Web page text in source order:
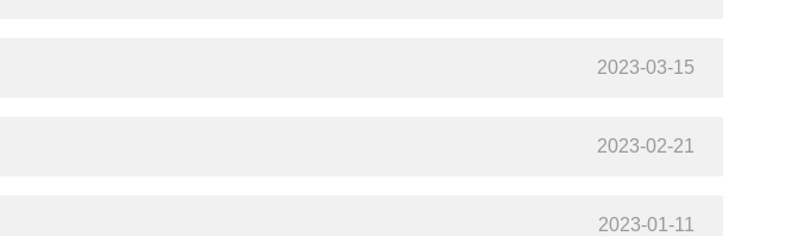
2023-03-15
2023-02-21
2023-01-11